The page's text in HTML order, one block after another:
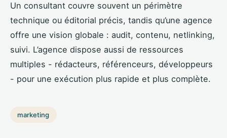
Un consultant couvre souvent un périmètre
technique ou éditorial précis, tandis qu’une agence
offre une vision globale : audit, contenu, netlinking,
suivi. L’agence dispose aussi de ressources
multiples - rédacteurs, référenceurs, développeurs
- pour une exécution plus rapide et plus complète.
marketing